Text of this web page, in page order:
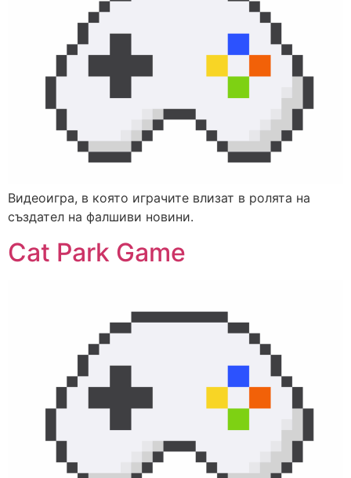
Видеоигра, в която играчите влизат в ролята на
създател на фалшиви новини.
Cat Park Game